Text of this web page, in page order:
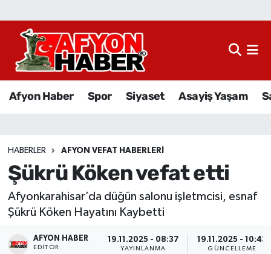
Afyon Haber Spor Siyaset Asayiş Yaşam
HABERLER AFYON VEFAT HABERLERI
Şükrü Köken vefat etti
Afyonkarahisar’da düğün salonu işletmcisi, esnaf
Şükrü Köken Hayatını Kaybetti
AFYON HABER
EDITÖR
19.11.2025 - 08:37
YAYINLANMA
19.11.2025 - 10:43
GÜNCELLEME
Afyon Haber
Sağlık
Eğitim